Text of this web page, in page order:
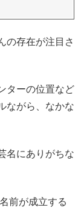
の存在が注目さ
ターの位置など
ながら、なかな
名にありがちな
前が成立する